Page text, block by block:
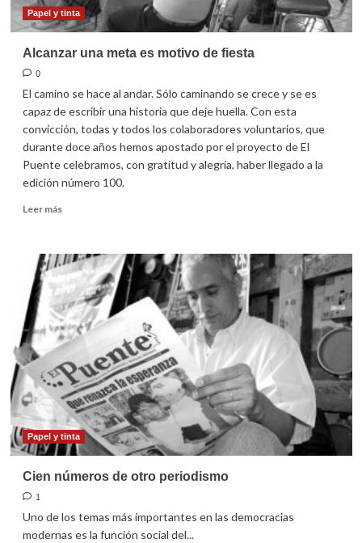
Papel y tinta
Alcanzar una meta es motivo de fiesta
0
El camino se hace al andar. Sólo caminando se crece y se es
capaz de escribir una historia que deje huella. Con esta
convicción, todas y todos los colaboradores voluntarios, que
durante doce años hemos apostado por el proyecto de El
Puente celebramos, con gratitud y alegría, haber llegado a la
edición número 100.
Leer másLeer
Alcanzar
una
meta
es
motivo
de
fiesta
Papel y tinta
Cien números de otro periodismo
1
Uno de los temas más importantes en las democracias
modernas es la función social del...